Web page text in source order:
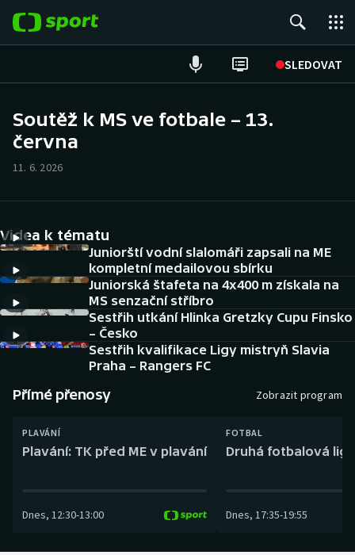
SLEDOVAT
Hokej
Cyklistika
DALŠÍ SPORTY
Americký fotbal
Baseball a softbal
Basketbal
Biatlon
Box
NEPŘEHLÉDNĚTE
Historické návraty
Aplikace ČT sport
Soutěž k MS ve fotbale – 13.
června
11. 6. 2026
Videa k tématu
Juniorští vodní slalomáři zapsali na ME
kompletní medailovou sbírku
Juniorská štafeta na 4x400 m získala na
MS senzační stříbro
Sestřih utkání Hlinka Gretzky Cupu Finsko
– Česko
Sestřih kvalifikace Ligy mistryň Slavia
Praha – Rangers FC
Přímé přenosy Zobrazit program
PLAVÁNÍ
Plavání: TK před ME v plavání
Dnes, 12:30-13:00
FOTBAL
Druhá fotbalová
Dnes, 17:35-19:55